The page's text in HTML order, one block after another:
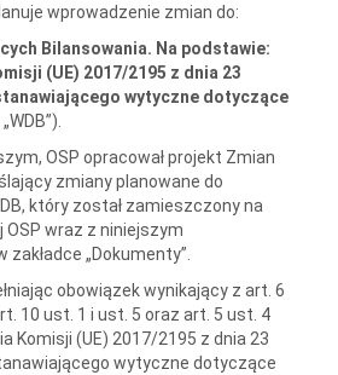
wprowadzenie zmian do:
Bilansowania. Na podstawie:
(UE) 2017/2195 z dnia 23‍
wytyczne dotyczące
OSP opracował projekt Zmian
zmiany planowane do
który został zamieszczony na
wraz z niniejszym
„Dokumenty”.
obowiązek wynikający z art. 6
10 ust. 1 i ust. 5 oraz art. 5 ust.‍ 4
Komisji (UE) 2017/2195 z dnia 23
wytyczne dotyczące